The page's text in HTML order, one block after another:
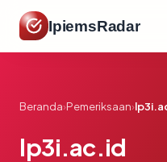
IpiemsRadar
Beranda›Pemeriksaan›
lp3i.ac.id